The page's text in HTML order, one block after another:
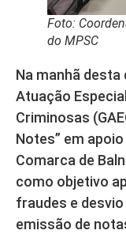
Foto:
do MPSC
Na manhã desta
Atuação
Criminosas
Notes” em
Comarca de
como objetivo
fraudes e
emissão de